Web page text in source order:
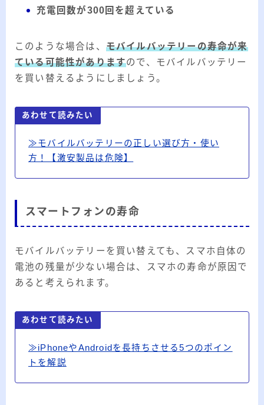
充電回数が300回を超えている
このような場合は、 モバイルバッテリーの寿命が来
ている可能性がありますので、モバイルバッテリー
を買い替えるようにしましょう。
あわせて読みたい
≫モバイルバッテリーの正しい選び方・使い
方！【激安製品は危険】
スマートフォンの寿命
モバイルバッテリーを買い替えても、スマホ自体の
電池の残量が少ない場合は、スマホの寿命が原因で
あると考えられます。
あわせて読みたい
≫iPhoneやAndroidを長持ちさせる5つのポイン
トを解説